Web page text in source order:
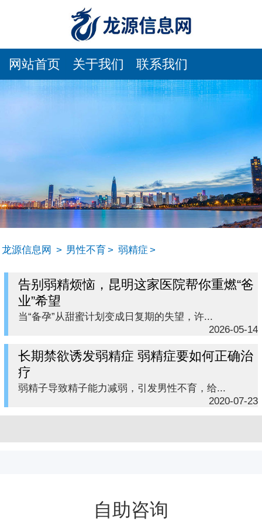
网站首页 关于我们 联系我们
龙源信息网 > 男性不育 > 弱精症 >
告别弱精烦恼，昆明这家医院帮你重燃“爸
业”希望
当“备孕”从甜蜜计划变成日复期的失望，许...
2026-05-14
长期禁欲诱发弱精症 弱精症要如何正确治
疗
弱精子导致精子能力减弱，引发男性不育，给...
2020-07-23
自助咨询